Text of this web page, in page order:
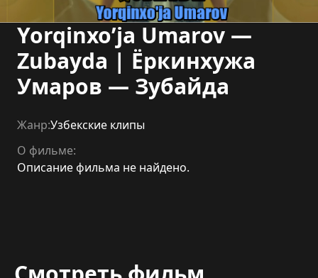
Yorqinxo’ja Umarov —
Zubayda | Ёркинхужа
Умаров — Зубайда
Жанр:Узбекские клипы
О фильме:
Описание фильма не найдено.